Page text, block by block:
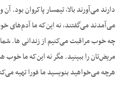
دارند می‌آورند بالا، تیمسار پاکروان بود.
می‌آمدند می‌گفتند، نه این‌که ما آدم‌های
چه خوب مراقبت می‌کنیم از زندانی ها.
مریض‌تان را ببینید. مگر نه این‌که ما خوب
هرچه می‌خواهید بنویسید ما فورا تهیه